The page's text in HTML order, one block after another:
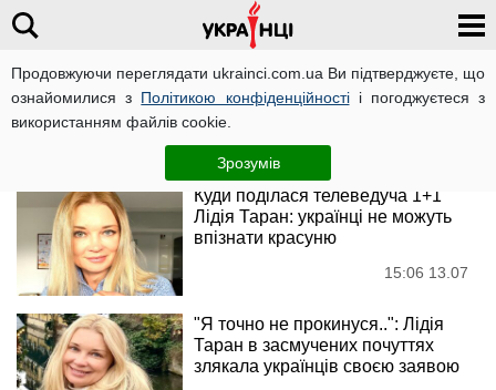
Продовжуючи переглядати ukrainci.com.ua Ви підтверджуєте, що
ознайомилися з Політикою конфіденційностіі погоджуєтеся з
використанням файлів cookie.
Зрозумів
Лідія Таран
Куди поділася телеведуча 1+1
Лідія Таран: українці не можуть
впізнати красуню
15:06 13.07
"Я точно не прокинуся..": Лідія
Таран в засмучених почуттях
злякала українців своєю заявою